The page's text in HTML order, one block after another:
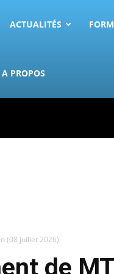
ACTUALITÉS
A PROPOS
(08 juillet 2026)
de